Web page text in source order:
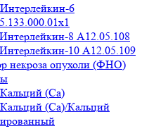
6
8 A12.05.108
10 A12.05.109
некроза опухоли (ФНО)
(Ca)
(Ca)/Кальций